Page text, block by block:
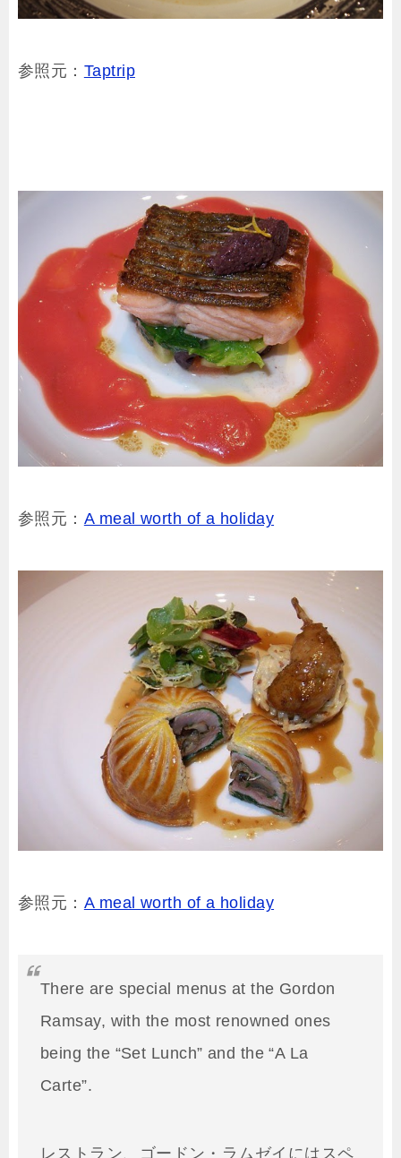
参照元： Taptrip
参照元： A meal worth of a holiday
参照元： A meal worth of a holiday
There are special menus at the Gordon
Ramsay, with the most renowned ones
being the “Set Lunch” and the “A La
Carte”.
レストラン、ゴードン・ラムゼイにはスペ